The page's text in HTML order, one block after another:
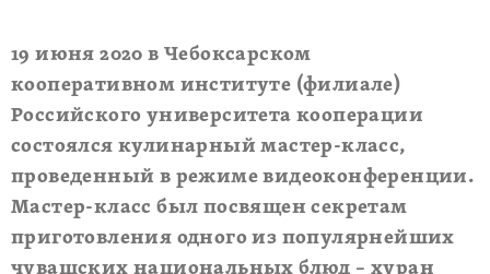
19 июня 2020 в Чебоксарском
кооперативном институте (филиале)
Российского университета кооперации
состоялся кулинарный мастер-класс,
проведенный в режиме видеоконференции.
Мастер-класс был посвящен секретам
приготовления одного из популярнейших